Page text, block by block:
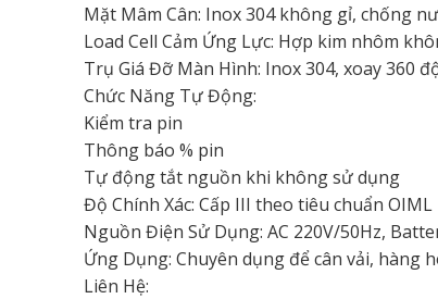
Mặt Mâm Cân: Inox 304 không gỉ, chống
Load Cell Cảm Ứng Lực: Hợp kim nhôm
Trụ Giá Đỡ Màn Hình: Inox 304, xoay 360
Chức Năng Tự Động:
Kiểm tra pin
Thông báo % pin
Tự động tắt nguồn khi không sử dụng
Độ Chính Xác: Cấp III theo tiêu chuẩn OIML
Nguồn Điện Sử Dụng: AC 220V/50Hz,
Ứng Dụng: Chuyên dụng để cân vải, hàng
Liên Hệ: